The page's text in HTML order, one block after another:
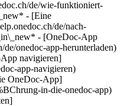
de/wie-funktioniert-
- [Eine
de/nach-
- [OneDoc-App
onedoc-app-herunterladen)
navigieren]
app-navigieren)
OneDoc-App]
in-die-onedoc-app)
flavie-furrer) ### [Dr. Flavie Furrer](https://www.onedoc.ch/de/facharztin-fur-allgemeine-innere-medizin/gland/pcwqo/dr-flavie-furrer) ![Abzeichen, das ein verifiziertes Profil kennzeichnet](https://www.onedoc.ch/assets/images/icons/checkmark.svg) [Fachärztin für Allgemeine Innere Medizin](https://www.onedoc.ch/de/facharzt-fur-allgemeine-innere-medizin/gland) [Centre Médical du Lac](https://www.onedoc.ch/de/medizinisches-zentrum/gland/e779/centre-medical-du-lac) Route Suisse 35 1196 Gland ![Dr. Flavie Furrer ist bei Réseau Delta angeschlossen](https://assets.onedoc.ch/images/networks/logos/bc7306ac026c686f85d463e96b3cb0053f7de03c9f7a5fae3aa7114a276838ea-small.png) ![Patient mit Pluszeichen, der anzeigt, dass neue Patienten angenommen werden](https://www.onedoc.ch/assets/images/icons/new-patients.svg)Akzeptiert neue Patienten [Termin buchen](https://www.onedoc.ch/de/facharztin-fur-allgemeine-innere-medizin/gland/pcwqo/dr-flavie-furrer) Expertisen:[Langzeit-Blutdruck | 24h Blutdruckmessung](https://www.onedoc.ch/de/langzeit-blutdruck-24h-blutdruckmessung/gland), [Hausärztlicher Notfall](https://www.onedoc.ch/de/hausarztlicher-notfall/gland)Mehr anzeigen Expertisen:[Langzeit-Blutdruck | 24h Blutdruckmessung](https://www.onedoc.ch/de/langzeit-blutdruck-24h-blutdruckmessung/gland), [Hausärztlicher